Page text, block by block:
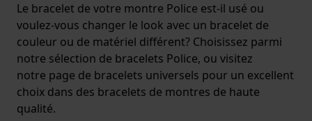
Le bracelet de votre montre Police est-il usé ou
voulez-vous changer le look avec un bracelet de
couleur ou de matériel différent? Choisissez parmi
notre sélection de bracelets Police, ou visitez
notre page de bracelets universels pour un excellent
choix dans des bracelets de montres de haute
qualité.